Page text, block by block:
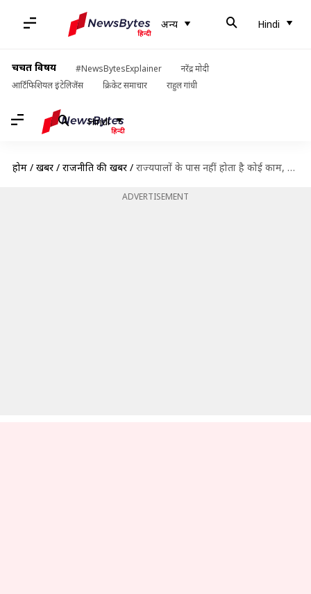
अन्य Hindi
चर्चित विषय #NewsBytesExplainer
नरेंद्र मोदी
आर्टिफिशियल इंटेलिजेंस
क्रिकेट समाचार राहुल गांधी
Hindi
होम / खबरें / राजनीति की खबरें / राज्यपालों के पास नहीं होता है कोई काम, कश्मीर का राज्यपाल पीता है शराब- सत्यपाल मलिक
ADVERTISEMENT